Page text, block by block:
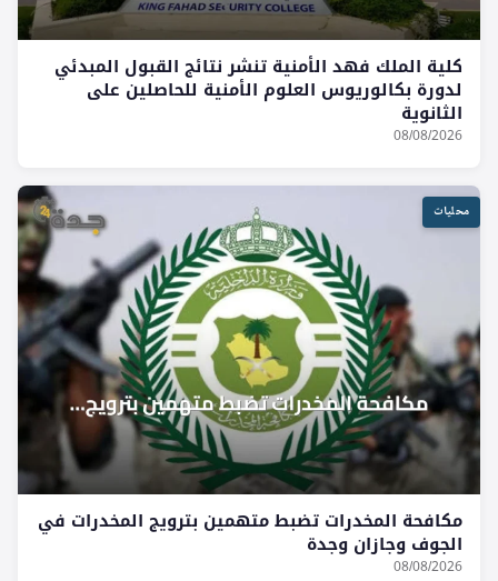
كلية الملك فهد الأمنية تنشر نتائج القبول المبدئي
لدورة بكالوريوس العلوم الأمنية للحاصلين على
الثانوية
08/08/2026
محليات
مكافحة المخدرات تضبط متهمين بترويج المخدرات في
الجوف وجازان وجدة
08/08/2026